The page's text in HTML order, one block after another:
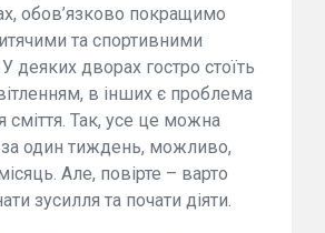
обов’язково покращимо
та спортивними
деяких дворах гостро стоїть
в інших є проблема
сміття. Так, усе це можна
один тиждень, можливо,
Але, повірте – варто
зусилля та почати діяти.